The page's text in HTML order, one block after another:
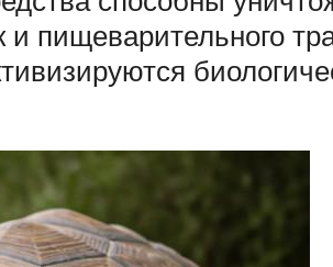
пищеварительного